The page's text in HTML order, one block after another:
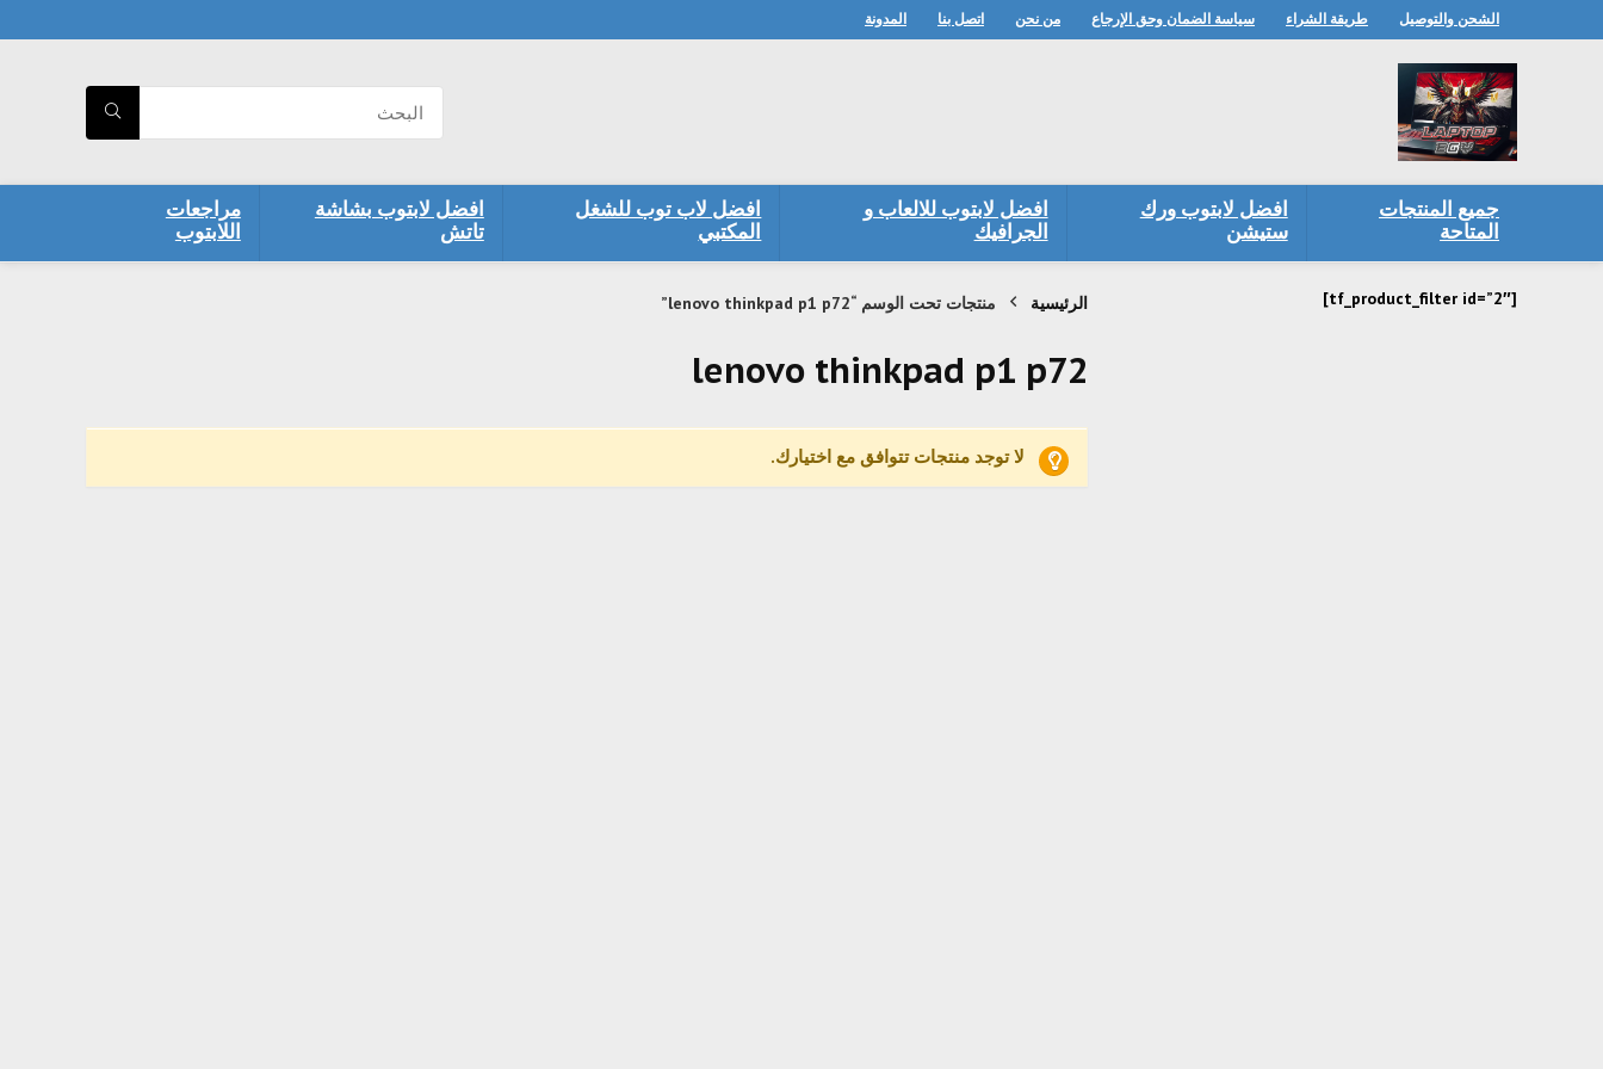
الشحن والتوصيل طريقة الشراء سياسة الضمان وحق الإرجاع من نحن اتصل بنا المدونة
جميع المنتجات
المتاحة
افضل لابتوب ورك
ستيشن
افضل لابتوب للالعاب و
الجرافيك
افضل لاب توب للشغل
المكتبي
افضل لابتوب بشاشة
تاتش
مراجعات
اللابتوب
الرئيسية منتجات تحت الوسم “lenovo thinkpad p1 p72”
lenovo thinkpad p1 p72
لا توجد منتجات تتوافق مع اختيارك.
[tf_product_filter id=”2″]